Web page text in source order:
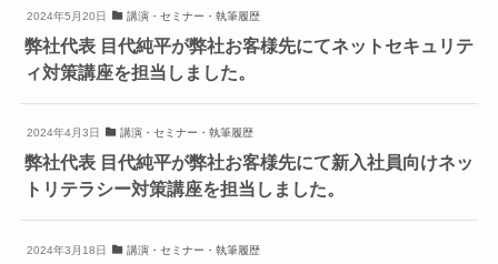
2024年5月20日 講演・セミナー・執筆履歴
弊社代表 目代純平が弊社お客様先にてネットセキュリテ
ィ対策講座を担当しました。
2024年4月3日 講演・セミナー・執筆履歴
弊社代表 目代純平が弊社お客様先にて新入社員向けネッ
トリテラシー対策講座を担当しました。
2024年3月18日 講演・セミナー・執筆履歴